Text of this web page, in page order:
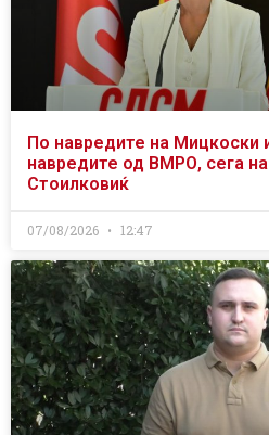
По навредите на Мицкоски
навредите од ВМРО, сега
Стоилковиќ
07/08/2026 12:47